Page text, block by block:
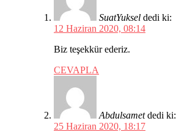
SuatYuksel dedi ki:
12 Haziran 2020, 08:14
Biz teşekkür ederiz.
CEVAPLA
Abdulsamet dedi ki:
25 Haziran 2020, 18:17